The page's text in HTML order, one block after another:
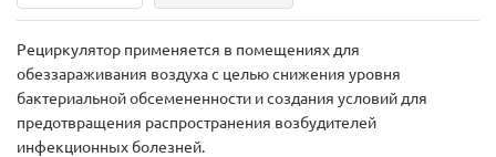
Рециркулятор применяется в помещениях для
обеззараживания воздуха с целью снижения уровня
бактериальной обсемененности и создания условий для
предотвращения распространения возбудителей
инфекционных болезней.